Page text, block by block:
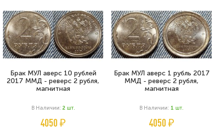
Брак МУЛ аверс 10 рублей
2017 ММД - реверс 2 рубля,
магнитная
В Наличии: 2 Шт.
4050 ₽
Брак МУЛ аверс 1 рубль 2017
ММД - реверс 2 рубля,
магнитная
В Наличии: 1 Шт.
4050 ₽